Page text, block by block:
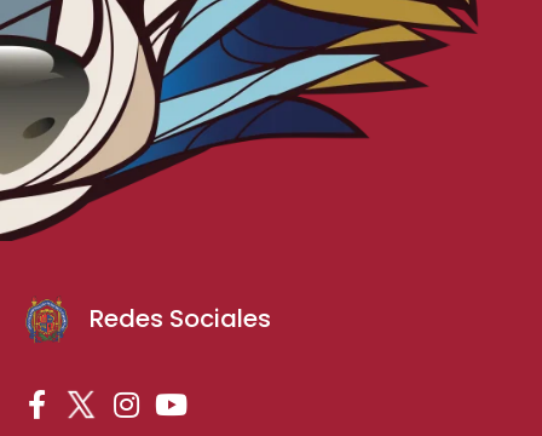
Redes Sociales